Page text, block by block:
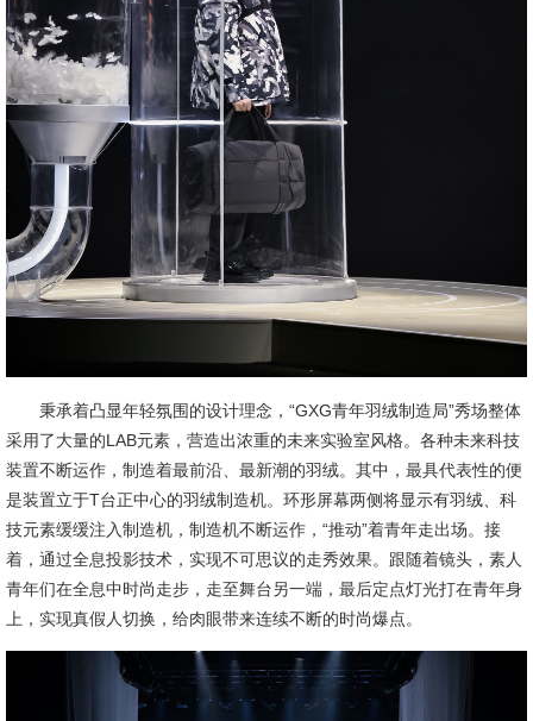
秉承着凸显年轻氛围的设计理念，“GXG青年羽绒制造局”秀场整体
采用了大量的LAB元素，营造出浓重的未来实验室风格。各种未来科技
装置不断运作，制造着最前沿、最新潮的羽绒。其中，最具代表性的便
是装置立于T台正中心的羽绒制造机。环形屏幕两侧将显示有羽绒、科
技元素缓缓注入制造机，制造机不断运作，“推动”着青年走出场。接
着，通过全息投影技术，实现不可思议的走秀效果。跟随着镜头，素人
青年们在全息中时尚走步，走至舞台另一端，最后定点灯光打在青年身
上，实现真假人切换，给肉眼带来连续不断的时尚爆点。